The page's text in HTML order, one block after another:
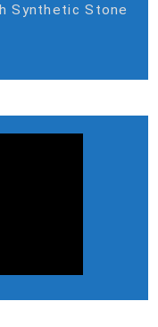
Synthetic Stone